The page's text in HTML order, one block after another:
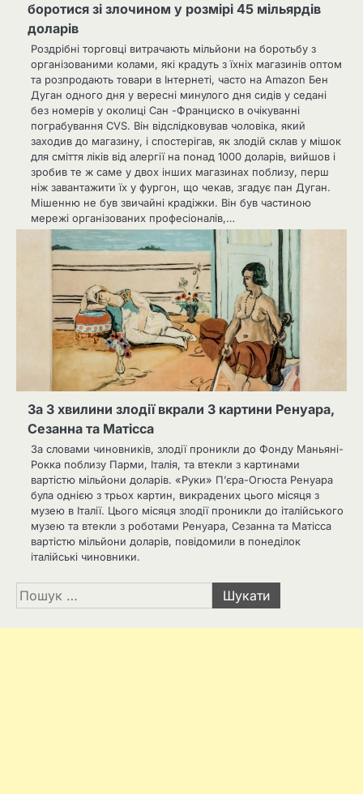
боротися зі злочином у розмірі 45 мільярдів
доларів
Роздрібні торговці витрачають мільйони на боротьбу з
організованими колами, які крадуть з їхніх магазинів оптом
та розпродають товари в Інтернеті, часто на Amazon Бен
Дуган одного дня у вересні минулого дня сидів у седані
без номерів у околиці Сан -Франциско в очікуванні
пограбування CVS. Він відслідковував чоловіка, який
заходив до магазину, і спостерігав, як злодій склав у мішок
для сміття ліків від алергії на понад 1000 доларів, вийшов і
зробив те ж саме у двох інших магазинах поблизу, перш
ніж завантажити їх у фургон, що чекав, згадує пан Дуган.
Мішенню не був звичайні крадіжки. Він був частиною
мережі організованих професіоналів,…
За 3 хвилини злодії вкрали 3 картини Ренуара,
Сезанна та Матісса
За словами чиновників, злодії проникли до Фонду Маньяні-
Рокка поблизу Парми, Італія, та втекли з картинами
вартістю мільйони доларів. «Руки» П’єра-Огюста Ренуара
була однією з трьох картин, викрадених цього місяця з
музею в Італії. Цього місяця злодії проникли до італійського
музею та втекли з роботами Ренуара, Сезанна та Матісса
вартістю мільйони доларів, повідомили в понеділок
італійські чиновники.
Пошук: